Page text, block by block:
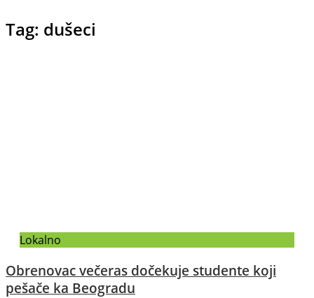
Tag: dušeci
Lokalno
Obrenovac večeras dočekuje studente koji
pešače ka Beogradu